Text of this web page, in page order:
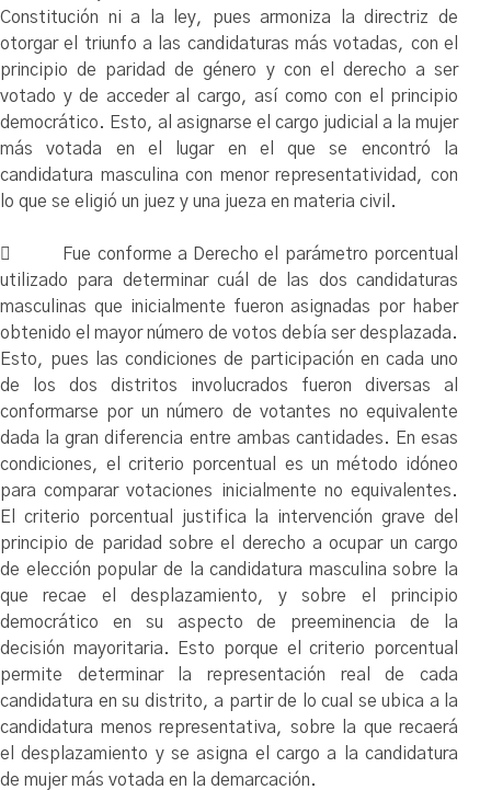
Constitución ni a la ley, pues armoniza la directriz de
otorgar el triunfo a las candidaturas más votadas, con el
principio de paridad de género y con el derecho a ser
votado y de acceder al cargo, así como con el principio
democrático. Esto, al asignarse el cargo judicial a la mujer
más votada en el lugar en el que se encontró la
candidatura masculina con menor representatividad, con
lo que se eligió un juez y una jueza en materia civil.
 Fue conforme a Derecho el parámetro porcentual
utilizado para determinar cuál de las dos candidaturas
masculinas que inicialmente fueron asignadas por haber
obtenido el mayor número de votos debía ser desplazada.
Esto, pues las condiciones de participación en cada uno
de los dos distritos involucrados fueron diversas al
conformarse por un número de votantes no equivalente
dada la gran diferencia entre ambas cantidades. En esas
condiciones, el criterio porcentual es un método idóneo
para comparar votaciones inicialmente no equivalentes.
El criterio porcentual justifica la intervención grave del
principio de paridad sobre el derecho a ocupar un cargo
de elección popular de la candidatura masculina sobre la
que recae el desplazamiento, y sobre el principio
democrático en su aspecto de preeminencia de la
decisión mayoritaria. Esto porque el criterio porcentual
permite determinar la representación real de cada
candidatura en su distrito, a partir de lo cual se ubica a la
candidatura menos representativa, sobre la que recaerá
el desplazamiento y se asigna el cargo a la candidatura
de mujer más votada en la demarcación.